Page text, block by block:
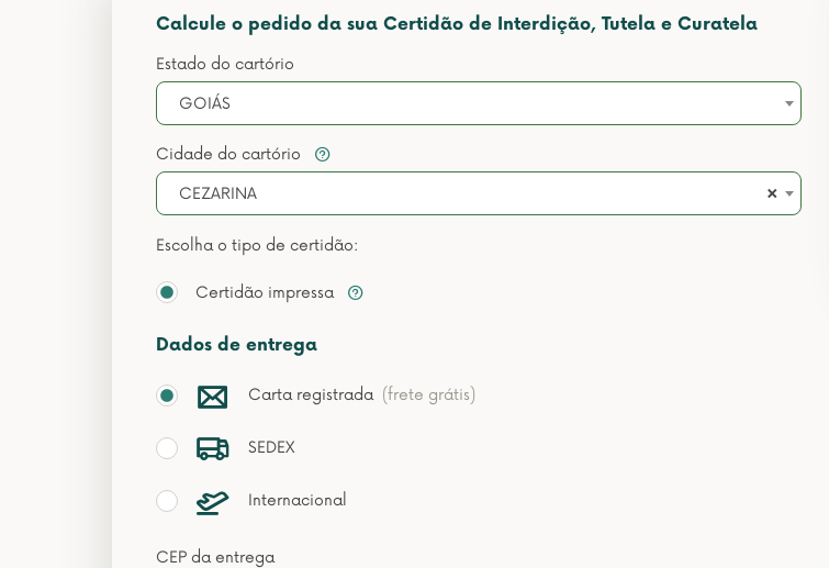
Calcule o pedido da sua Certidão de Interdição, Tutela e Curatela
Estado do cartório
GOIÁS
Cidade do cartório
×
CEZARINA
Escolha o tipo de certidão:
Certidão impressa
Dados de entrega
Carta registrada (frete grátis)
SEDEX
Internacional
CEP da entrega